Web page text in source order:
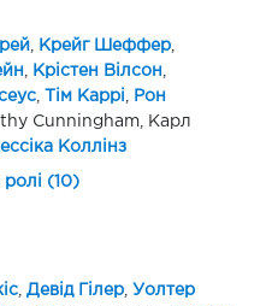
Крейг Шеффер,
Крістен Вілсон
, Тім Каррі
Рон
Cunningham, Карл
Коллінз
ролі (10)
, Девід Гілер,
Уолтер